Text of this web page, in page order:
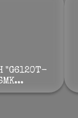
"G6120T-